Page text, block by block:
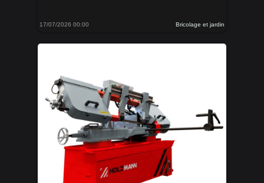
17/07/2026 00:00 Bricolage et jardin